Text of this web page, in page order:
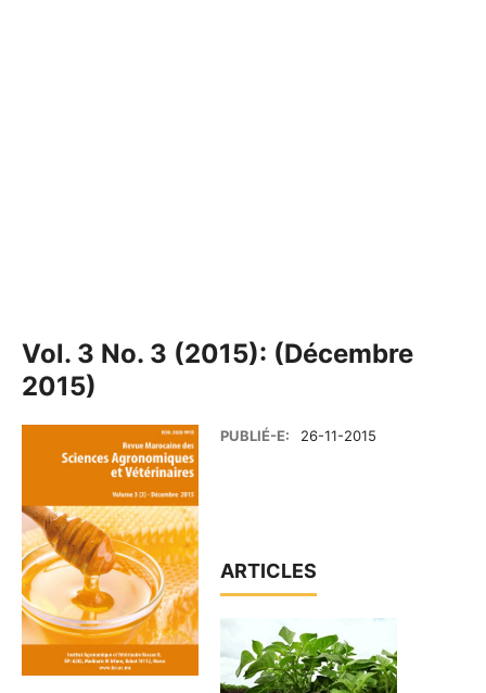
Vol. 3 No. 3 (2015): (Décembre
2015)
PUBLIÉ-E: 26-11-2015
ARTICLES